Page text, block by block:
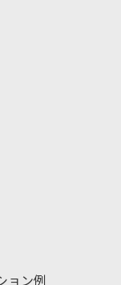
ョン例